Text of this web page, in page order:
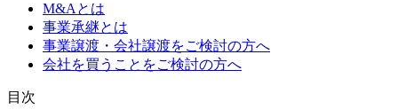
M&Aとは
事業承継とは
事業譲渡・会社譲渡をご検討の方へ
会社を買うことをご検討の方へ
⽬次